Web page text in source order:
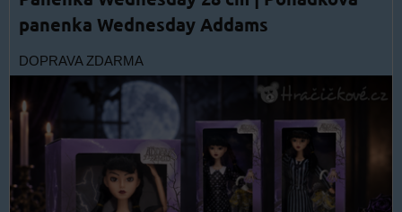
panenka Wednesday Addams
DOPRAVA ZDARMA